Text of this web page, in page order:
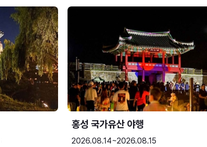
홍성 국가유산 야행
2026.08.14~2026.08.15